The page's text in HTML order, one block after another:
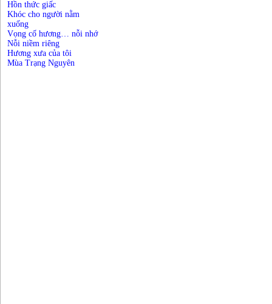
Hồn thức giấc
Khóc cho người nằm
xuống
Vọng cố hương… nỗi nhớ
Nỗi niềm riêng
Hương xưa của tôi
Mùa Trạng Nguyên